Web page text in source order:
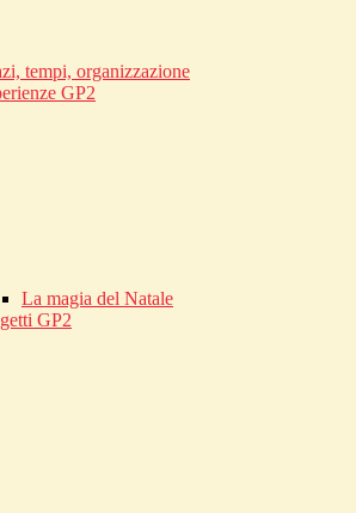
tempi, organizzazione
GP2
La magia del Natale
GP2